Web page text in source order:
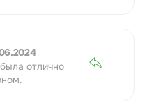
отлично